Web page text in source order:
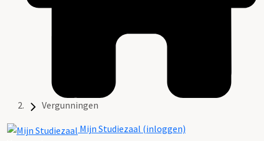
Vergunningen
Mijn Studiezaal (inloggen)